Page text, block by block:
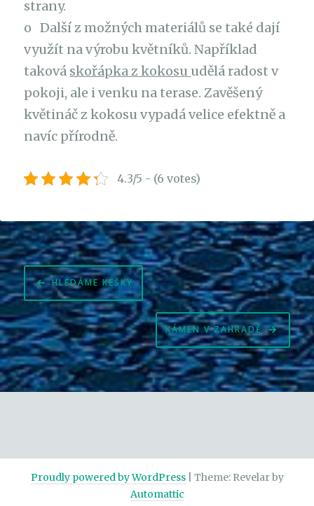
strany.
o Další z možných materiálů se také dají
využít na výrobu květníků. Například
taková skořápka z kokosu udělá radost v
pokoji, ale i venku na terase. Zavěšený
květináč z kokosu vypadá velice efektně a
navíc přírodně.
4.3/5 - (6 votes)
Navigace
pro
příspěvek
HLEDÁME KEŠKY
KÁMEN V ZAHRADĚ
Proudly powered by WordPress
Theme: Revelar by
Automattic